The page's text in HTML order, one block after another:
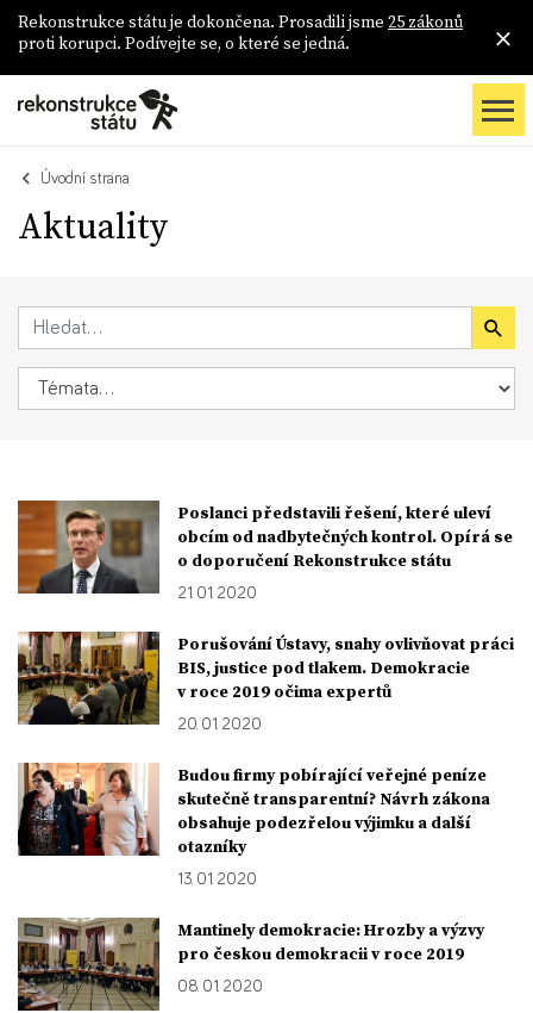
Rekonstrukce státu je dokončena. Prosadili jsme 25 zákonů
proti korupci. Podívejte se, o které se jedná.
Úvodní strana
Aktuality
Poslanci představili řešení, které uleví
obcím od nadbytečných kontrol. Opírá se
o doporučení Rekonstrukce státu
21. 01. 2020
Porušování Ústavy, snahy ovlivňovat práci
BIS, justice pod tlakem. Demokracie
v roce 2019 očima expertů
20. 01. 2020
Budou firmy pobírající veřejné peníze
skutečně transparentní? Návrh zákona
obsahuje podezřelou výjimku a další
otazníky
13. 01. 2020
Mantinely demokracie: Hrozby a výzvy
pro českou demokracii v roce 2019
08. 01. 2020